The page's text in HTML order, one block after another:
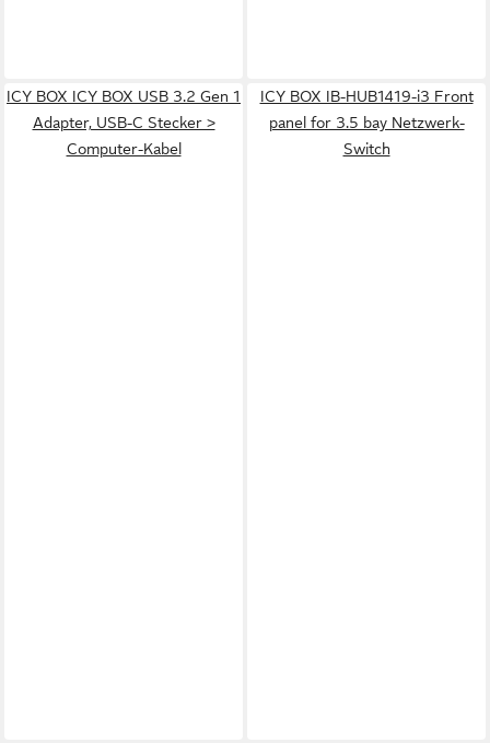
ICY BOX ICY BOX USB 3.2 Gen 1
Adapter, USB-C Stecker >
Computer-Kabel
ICY BOX IB-HUB1419-i3 Front
panel for 3.5 bay Netzwerk-
Switch